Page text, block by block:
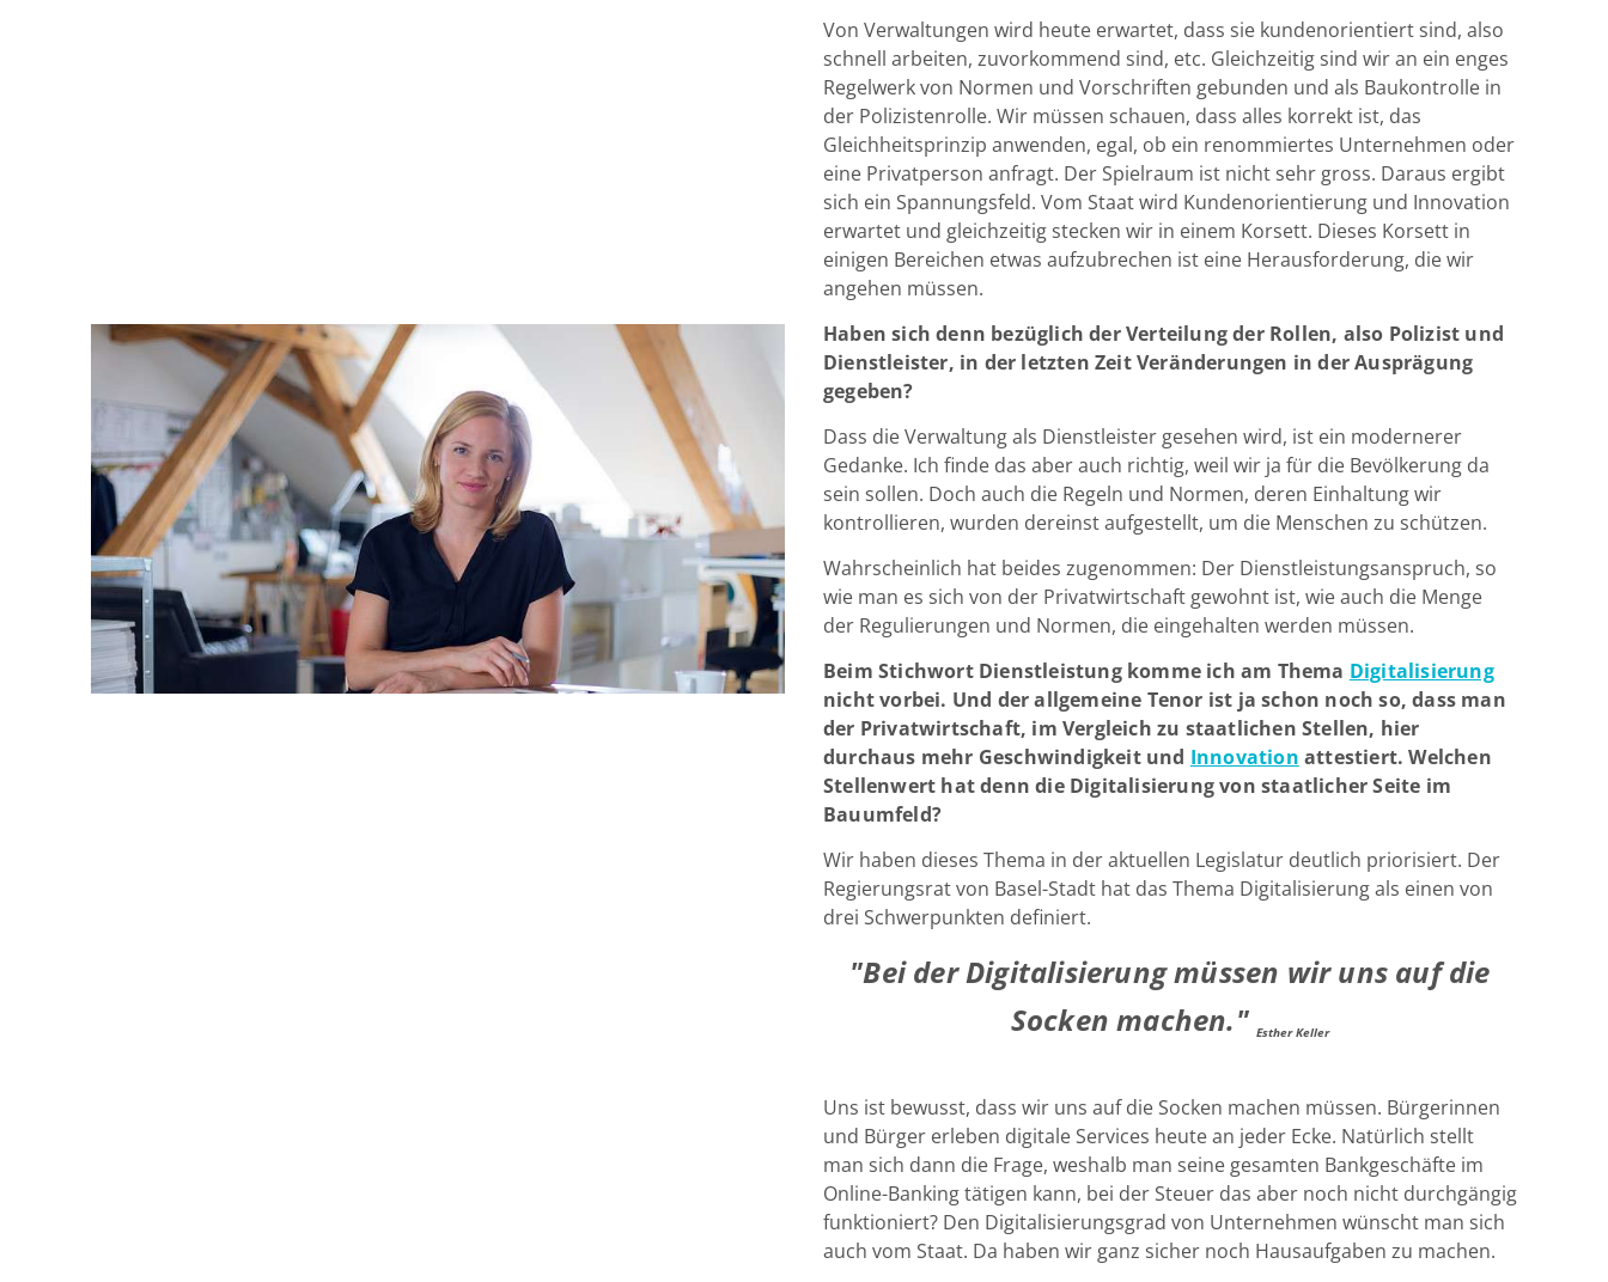
Von Verwaltungen wird heute erwartet, dass sie kundenorientiert sind, also
schnell arbeiten, zuvorkommend sind, etc. Gleichzeitig sind wir an ein enges
Regelwerk von Normen und Vorschriften gebunden und als Baukontrolle in
der Polizistenrolle. Wir müssen schauen, dass alles korrekt ist, das
Gleichheitsprinzip anwenden, egal, ob ein renommiertes Unternehmen oder
eine Privatperson anfragt. Der Spielraum ist nicht sehr gross. Daraus ergibt
sich ein Spannungsfeld. Vom Staat wird Kundenorientierung und Innovation
erwartet und gleichzeitig stecken wir in einem Korsett. Dieses Korsett in
einigen Bereichen etwas aufzubrechen ist eine Herausforderung, die wir
angehen müssen.
Haben sich denn bezüglich der Verteilung der Rollen, also Polizist und
Dienstleister, in der letzten Zeit Veränderungen in der Ausprägung
gegeben?
Dass die Verwaltung als Dienstleister gesehen wird, ist ein modernerer
Gedanke. Ich finde das aber auch richtig, weil wir ja für die Bevölkerung da
sein sollen. Doch auch die Regeln und Normen, deren Einhaltung wir
kontrollieren, wurden dereinst aufgestellt, um die Menschen zu schützen.
Wahrscheinlich hat beides zugenommen: Der Dienstleistungsanspruch, so
wie man es sich von der Privatwirtschaft gewohnt ist, wie auch die Menge
der Regulierungen und Normen, die eingehalten werden müssen.
Beim Stichwort Dienstleistung komme ich am Thema Digitalisierung
nicht vorbei. Und der allgemeine Tenor ist ja schon noch so, dass man
der Privatwirtschaft, im Vergleich zu staatlichen Stellen, hier
durchaus mehr Geschwindigkeit und Innovation attestiert. Welchen
Stellenwert hat denn die Digitalisierung von staatlicher Seite im
Bauumfeld?
Wir haben dieses Thema in der aktuellen Legislatur deutlich priorisiert. Der
Regierungsrat von Basel-Stadt hat das Thema Digitalisierung als einen von
drei Schwerpunkten definiert.
"Bei der Digitalisierung müssen wir uns auf die
Socken machen." Esther Keller
Uns ist bewusst, dass wir uns auf die Socken machen müssen. Bürgerinnen
und Bürger erleben digitale Services heute an jeder Ecke. Natürlich stellt
man sich dann die Frage, weshalb man seine gesamten Bankgeschäfte im
Online-Banking tätigen kann, bei der Steuer das aber noch nicht durchgängig
funktioniert? Den Digitalisierungsgrad von Unternehmen wünscht man sich
auch vom Staat. Da haben wir ganz sicher noch Hausaufgaben zu machen.